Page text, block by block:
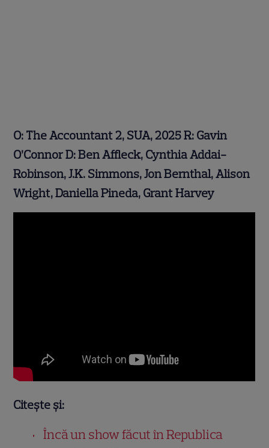
O: TheAccountant 2, SUA, 2025R: Gavin
O’ConnorD:Ben Affleck, Cynthia Addai-
Robinson, J.K. Simmons, Jon Bernthal, Alison
Wright, Daniella Pineda, Grant Harvey
Citește și:
Încă un show făcut în Republica